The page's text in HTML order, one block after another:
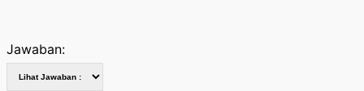
Jawaban: